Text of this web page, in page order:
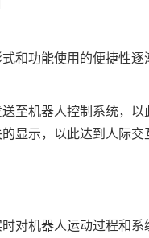
和功能使用的便捷性
至机器人控制系统，
显示，以此达到人际交
对机器人运动过程和系